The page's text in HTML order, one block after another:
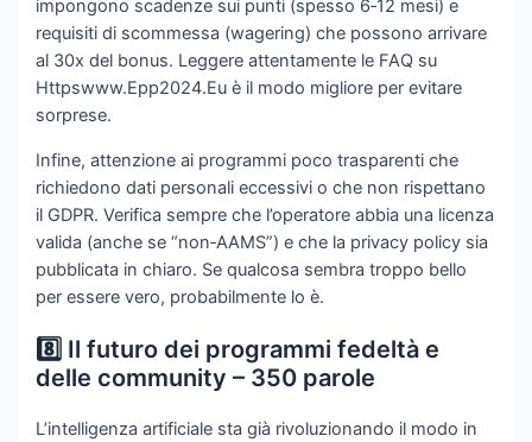
impongono scadenze sui punti (spesso 6‑12 mesi) e
requisiti di scommessa (wagering) che possono arrivare
al 30x del bonus. Leggere attentamente le FAQ su
Httpswww.Epp2024.Eu è il modo migliore per evitare
sorprese.
Infine, attenzione ai programmi poco trasparenti che
richiedono dati personali eccessivi o che non rispettano
il GDPR. Verifica sempre che l’operatore abbia una licenza
valida (anche se “non‑AAMS”) e che la privacy policy sia
pubblicata in chiaro. Se qualcosa sembra troppo bello
per essere vero, probabilmente lo è.
8️⃣ Il futuro dei programmi fedeltà e
delle community – 350 parole
L’intelligenza artificiale sta già rivoluzionando il modo in